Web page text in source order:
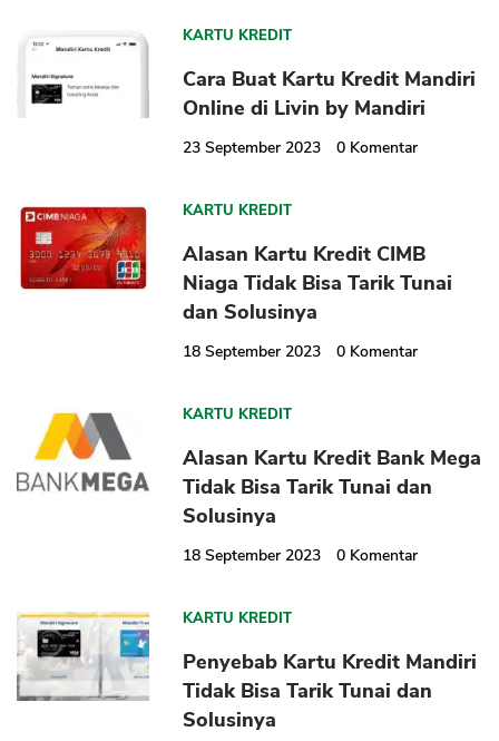
KARTU KREDIT
Cara Buat Kartu Kredit Mandiri
Online di Livin by Mandiri
23 September 2023 0 Komentar
KARTU KREDIT
Alasan Kartu Kredit CIMB
Niaga Tidak Bisa Tarik Tunai
dan Solusinya
18 September 2023 0 Komentar
KARTU KREDIT
Alasan Kartu Kredit Bank Mega
Tidak Bisa Tarik Tunai dan
Solusinya
18 September 2023 0 Komentar
KARTU KREDIT
Penyebab Kartu Kredit Mandiri
Tidak Bisa Tarik Tunai dan
Solusinya